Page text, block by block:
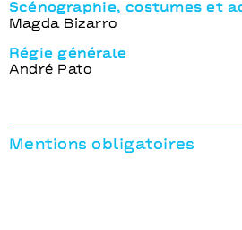
Scénographie, costumes et
Magda Bizarro
Régie générale
André Pato
Mentions obligatoires